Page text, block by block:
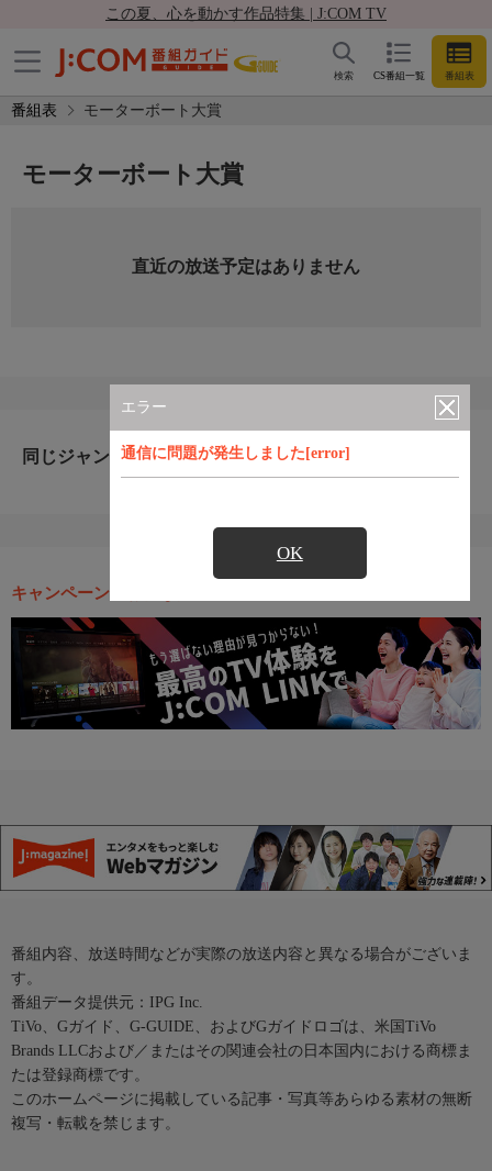
この夏、心を動かす作品特集 | J:COM TV
CS番組一覧 番組表
検索
番組表 モーターボート大賞
エラー
通信に問題が発生しました[error]
OK
モーターボート大賞
直近の放送予定はありません
同じジャンルのおすすめ番組
キャンペーン・お得な情報
番組内容、放送時間などが実際の放送内容と異なる場合がございま
す。
番組データ提供元：IPG Inc.
TiVo、Gガイド、G-GUIDE、およびGガイドロゴは、米国TiVo
Brands LLCおよび／またはその関連会社の日本国内における商標ま
たは登録商標です。
このホームページに掲載している記事・写真等あらゆる素材の無断
複写・転載を禁じます。